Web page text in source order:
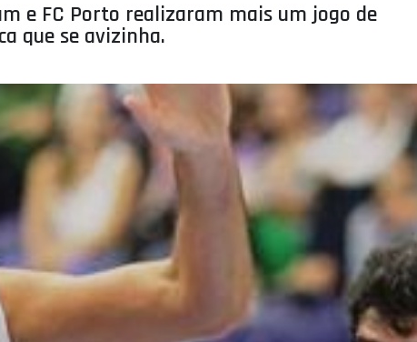
e FC Porto realizaram mais um jogo de
que se avizinha.